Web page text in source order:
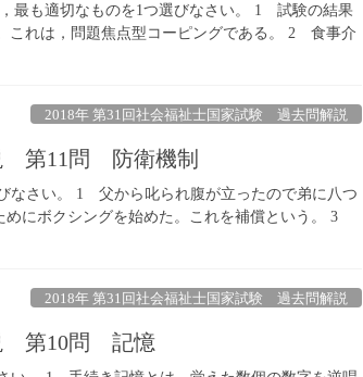
最も適切なものを1つ選びなさい。 1 試験の結果
これは，問題焦点型コーピングである。 2 食事介
2018年 第31回社会福祉士国家試験 過去問解説
第11問 防衛機制
なさい。 1 父から叱られ腹が立ったので弟に八つ
にボクシングを始めた。これを補償という。 3
2018年 第31回社会福祉士国家試験 過去問解説
第10問 記憶